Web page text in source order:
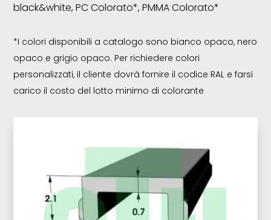
black&white, PC Colorato*, PMMA Colorato*
*I colori disponibili a catalogo sono bianco opaco, nero
opaco e grigio opaco. Per richiedere colori
personalizzati, il cliente dovrà fornire il codice RAL e farsi
carico il costo del lotto minimo di colorante